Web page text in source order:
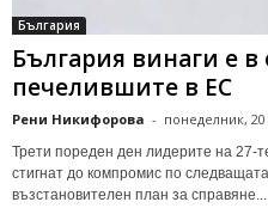
България
България винаги е в
печелившите в ЕС
Рени Никифорова - понеделник,
Трети пореден ден лидерите на 27-
стигнат до компромис по
възстановителен план за справяне...